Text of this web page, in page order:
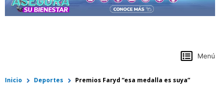
Menú
Inicio Deportes Premios Faryd “esa medalla es suya”